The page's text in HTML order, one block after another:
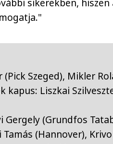
(Pick Szeged), Mikler
kapus: Liszkai
Gergely (Grundfos
Tamás (Hannover),